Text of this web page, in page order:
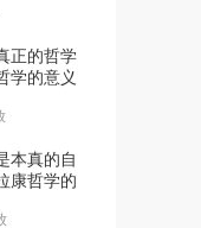
07:06
07:03
正的哲学
学的意义
本真的自
康哲学的